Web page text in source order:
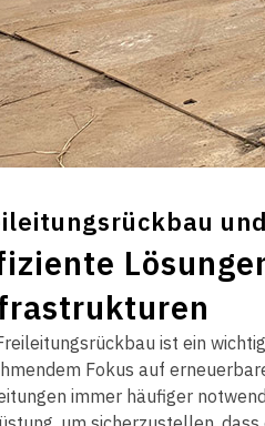
ist ein
Fokus auf
immer häufiger